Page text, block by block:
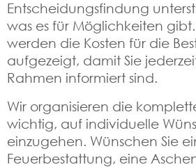
Entscheidungsfindung
was es für Möglichkeiten
werden die Kosten für die
aufgezeigt, damit Sie
Rahmen informiert sind.
Wir organisieren die
wichtig, auf individuelle
einzugehen. Wünschen Sie
Feuerbestattung, eine